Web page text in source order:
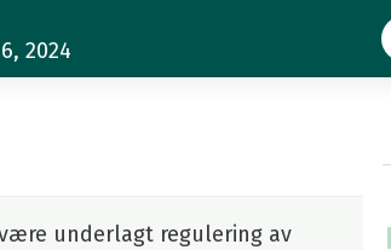
2024
underlagt regulering av